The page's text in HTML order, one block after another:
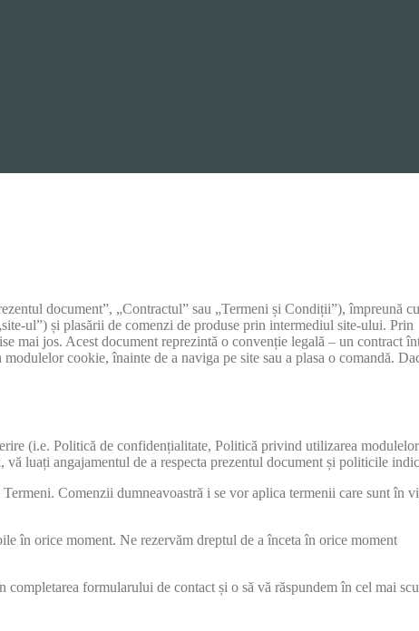
document”, „Contractul” sau „Termeni și Condiții”), împreună cu
ul”) și plasării de comenzi de produse prin intermediul site-ului. Prin
mai jos. Acest document reprezintă o convenție legală – un contract
cookie, înainte de a naviga pe site sau a plasa o comandă.
(i.e. Politică de confidențialitate, Politică privind utilizarea modulelor
luați angajamentul de a respecta prezentul document și politicile
Comenzii dumneavoastră i se vor aplica termenii care sunt în
în orice moment. Ne rezervăm dreptul de a înceta în orice moment
formularului de contact și o să vă răspundem în cel mai